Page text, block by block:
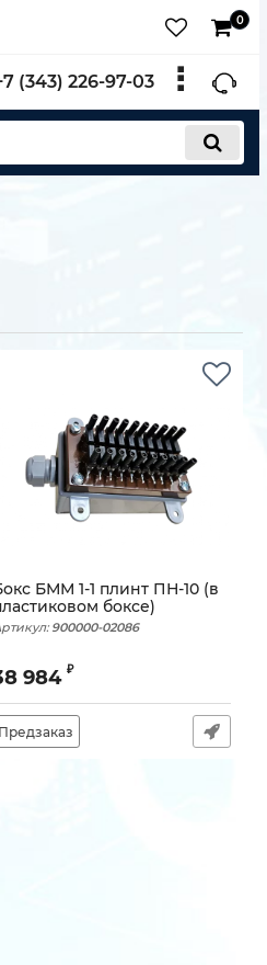
0
(343) 226-97-03
БММ 1-1 плинт ПН-10 (в
боксе)
900000-02086
984 ₽
Предзаказ